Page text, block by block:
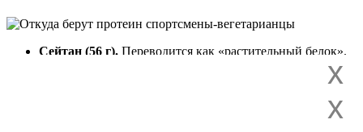
Сейтан (56 г). Переводится как «растительный белок».
Производится из пшеничного белка, используется при
приготовлении многих блюд в качестве полноценной
протеина, сейтан отличает минимальное количество
x
x